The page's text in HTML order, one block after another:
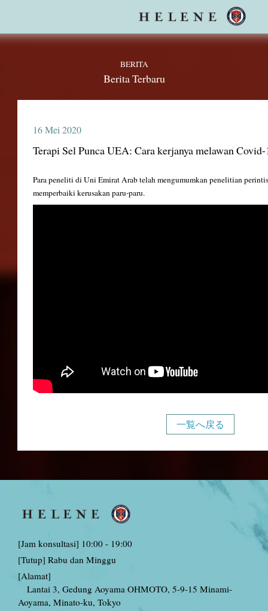
Pengunjung pertama kaliDukungan yang andalTopik
pertanyaan
BERITA
Berita Terbaru
16 Mei 2020
Terapi Sel Punca UEA: Cara kerjanya melawan
Para peneliti di Uni Emirat Arab telah mengumumkan penelitian
memperbaiki kerusakan paru-paru.
一覧へ戻る
[Jam konsultasi] 10:00 - 19:00
[Tutup] Rabu dan Minggu
[Alamat]
Lantai 3, Gedung Aoyama OHMOTO, 5-9-15 Minami-
Aoyama, Minato-ku, Tokyo